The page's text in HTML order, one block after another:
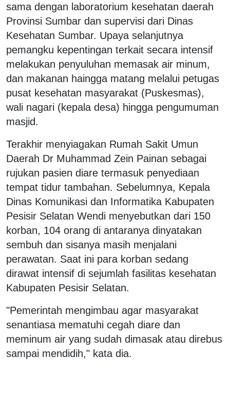
sama dengan laboratorium kesehatan daerah
Provinsi Sumbar dan supervisi dari Dinas
Kesehatan Sumbar. Upaya selanjutnya
pemangku kepentingan terkait secara intensif
melakukan penyuluhan memasak air minum,
dan makanan haingga matang melalui petugas
pusat kesehatan masyarakat (Puskesmas),
wali nagari (kepala desa) hingga pengumuman
masjid.
Terakhir menyiagakan Rumah Sakit Umun
Daerah Dr Muhammad Zein Painan sebagai
rujukan pasien diare termasuk penyediaan
tempat tidur tambahan. Sebelumnya, Kepala
Dinas Komunikasi dan Informatika Kabupaten
Pesisir Selatan Wendi menyebutkan dari 150
korban, 104 orang di antaranya dinyatakan
sembuh dan sisanya masih menjalani
perawatan. Saat ini para korban sedang
dirawat intensif di sejumlah fasilitas kesehatan
Kabupaten Pesisir Selatan.
"Pemerintah mengimbau agar masyarakat
senantiasa mematuhi cegah diare dan
meminum air yang sudah dimasak atau direbus
sampai mendidih," kata dia.